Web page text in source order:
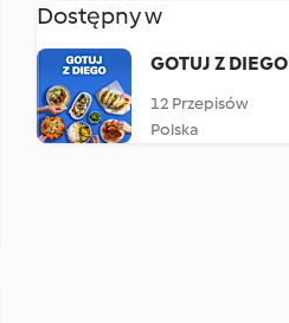
Dostępny w
GOTUJ Z DIEGO
12 Przepisów
Polska